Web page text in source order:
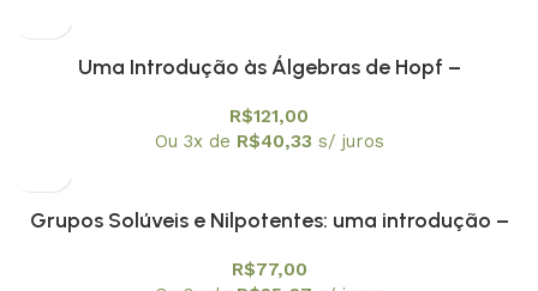
Uma Introdução às Álgebras de Hopf –
R$121,00
Ou 3x de R$40,33 s/ juros
Grupos Solúveis e Nilpotentes: uma introdução –
R$77,00